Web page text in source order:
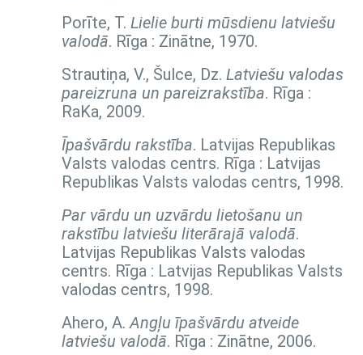
Porīte, T. Lielie burti mūsdienu latviešu
valodā. Rīga : Zinātne, 1970.
Strautiņa, V., Šulce, Dz. Latviešu valodas
pareizruna un pareizrakstība. Rīga :
RaKa, 2009.
Īpašvārdu rakstība. Latvijas Republikas
Valsts valodas centrs. Rīga : Latvijas
Republikas Valsts valodas centrs, 1998.
Par vārdu un uzvārdu lietošanu un
rakstību latviešu literārajā valodā.
Latvijas Republikas Valsts valodas
centrs. Rīga : Latvijas Republikas Valsts
valodas centrs, 1998.
Ahero, A.Angļu īpašvārdu atveide
latviešu valodā. Rīga : Zinātne, 2006.